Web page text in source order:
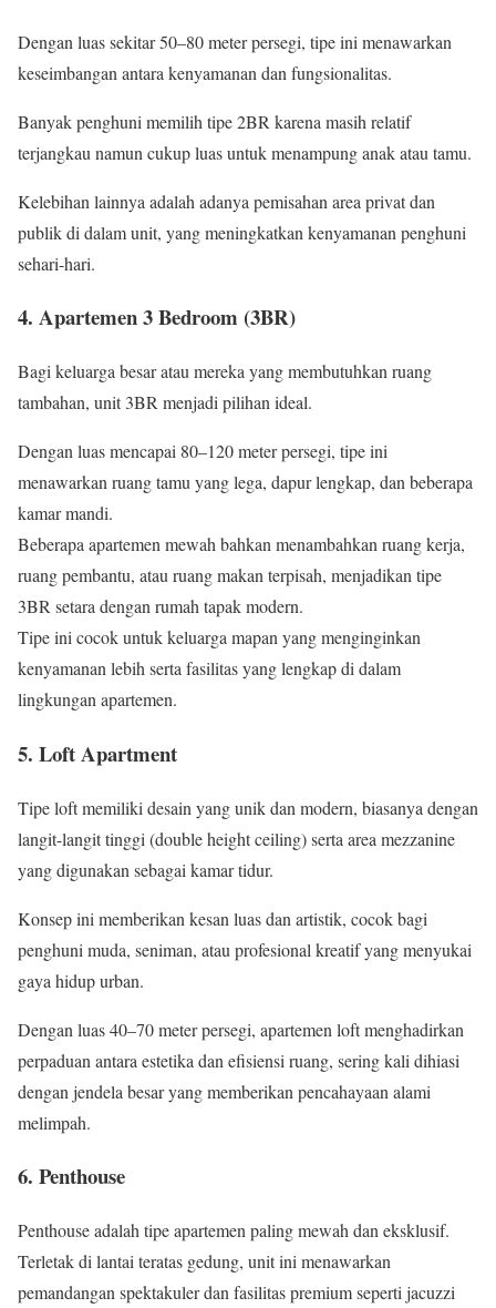
Dengan luas sekitar 50–80 meter persegi, tipe ini menawarkan
keseimbangan antara kenyamanan dan fungsionalitas.
Banyak penghuni memilih tipe 2BR karena masih relatif
terjangkau namun cukup luas untuk menampung anak atau tamu.
Kelebihan lainnya adalah adanya pemisahan area privat dan
publik di dalam unit, yang meningkatkan kenyamanan penghuni
sehari-hari.
4. Apartemen 3 Bedroom (3BR)
Bagi keluarga besar atau mereka yang membutuhkan ruang
tambahan, unit 3BR menjadi pilihan ideal.
Dengan luas mencapai 80–120 meter persegi, tipe ini
menawarkan ruang tamu yang lega, dapur lengkap, dan beberapa
kamar mandi.
Beberapa apartemen mewah bahkan menambahkan ruang kerja,
ruang pembantu, atau ruang makan terpisah, menjadikan tipe
3BR setara dengan rumah tapak modern.
Tipe ini cocok untuk keluarga mapan yang menginginkan
kenyamanan lebih serta fasilitas yang lengkap di dalam
lingkungan apartemen.
5. Loft Apartment
Tipe loft memiliki desain yang unik dan modern, biasanya dengan
langit-langit tinggi (double height ceiling) serta area mezzanine
yang digunakan sebagai kamar tidur.
Konsep ini memberikan kesan luas dan artistik, cocok bagi
penghuni muda, seniman, atau profesional kreatif yang menyukai
gaya hidup urban.
Dengan luas 40–70 meter persegi, apartemen loft menghadirkan
perpaduan antara estetika dan efisiensi ruang, sering kali dihiasi
dengan jendela besar yang memberikan pencahayaan alami
melimpah.
6. Penthouse
Penthouse adalah tipe apartemen paling mewah dan eksklusif.
Terletak di lantai teratas gedung, unit ini menawarkan
pemandangan spektakuler dan fasilitas premium seperti jacuzzi